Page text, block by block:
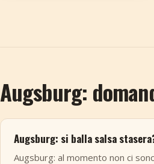
Augsburg:
Augsburg: si balla salsa
Augsburg: al momento non ci